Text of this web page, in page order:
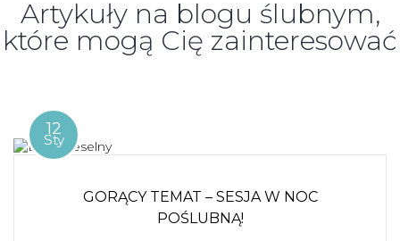
Artykuły na blogu ślubnym,
które mogą Cię zainteresować
12
Sty
GORĄCY TEMAT – SESJA W NOC
POŚLUBNĄ!